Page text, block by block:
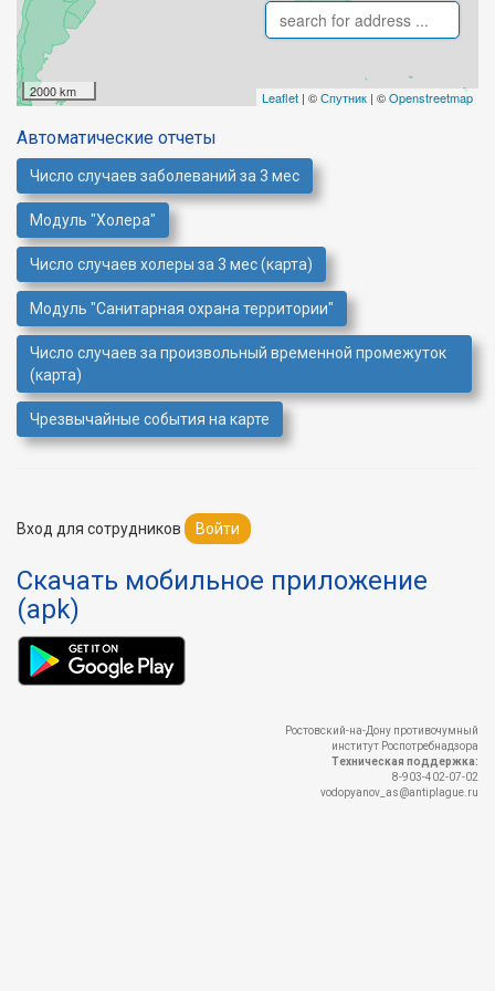
2000 km Leaflet | ©Спутник | ©Openstreetmap
Автоматические отчеты
Число случаев заболеваний за 3 мес
Модуль "Холера"
Число случаев холеры за 3 мес (карта)
Модуль "Санитарная охрана территории"
Число случаев за произвольный временной промежуток
(карта)
Чрезвычайные события на карте
Вход для сотрудников Войти
Скачать мобильное приложение
(apk)
Ростовский-на-Дону противочумный
институт Роспотребнадзора
Техническая поддержка:
8-903-402-07-02
vodopyanov_as@antiplague.ru